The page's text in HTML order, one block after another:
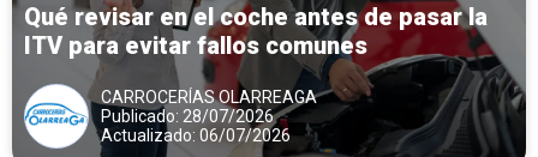
Qué revisar en el coche antes de pasar la
ITV para evitar fallos comunes
CARROCERÍAS OLARREAGA
Publicado: 28/07/2026
Actualizado: 06/07/2026